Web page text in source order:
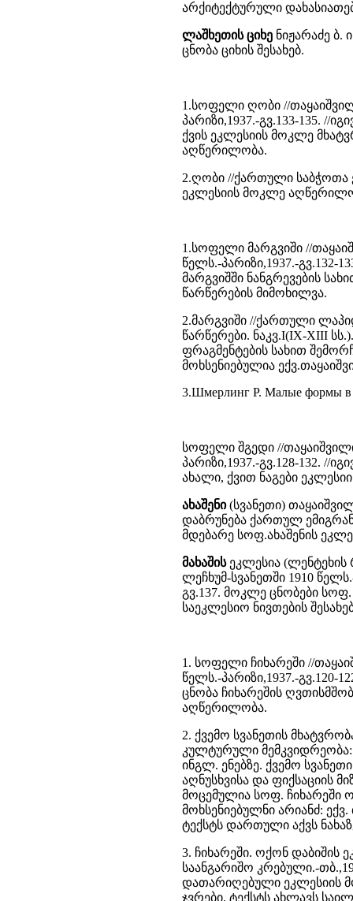
არქიტექტურული
ლაშხეთის ციხე ნიჟარაძე
ცნობა ციხის შესახებ.
1.სოფელი ღობი //
პარიზი,1937.-გვ.133-135. //
ქვის ეკლესიის მოკლე
აღწერილობა.
2.ღობი //ქართული საბჭოთა
ეკლესიის მოკლე
1.სოფელი მარგვიში //
წელს.-პარიზი,1937.-გვ.132-
მარგვიშში ნანგრევების
წარწერების მიმოხილვა.
2.მარგვიში //ქართული
წარწერები. ნაკვ.I(IX-XIII
ფრაგმენტების სახით
მოხსენიებულია
3.Шмерлинг Р. Малые формы в
სოფელი შგედი //
პარიზი,1937.-გვ.128-132. //
ახალი, ქვით ნაგები
ახაშენი(სვანეთი)
დაბრუნება ქართულ
მდებარე სოფ.ახაშენის
მახაშის ეკლესია
ლეჩხუმ-სვანეთში 1910
გვ.137. მოკლე ცნობები
საეკლესიო ნივთების
1. სოფელი ჩიხარეში //
წელს.-პარიზი,1937.-გვ.120-
ცნობა ჩიხარეშის
აღწერილობა.
2. ქვემო სვანეთის
კულტურული მემკვიდრეობა:
ინგლ. ენებზე. ქვემო
აღნუსხვისა და ფიქსაციის
მოცემულია სოფ. ჩიხარეში
მოხსენიებულნი არიანძ:
ტექსტს დართული აქვს
3. ჩიხარეში. ოქონ
საანგარიშო კრებული.-
დათარიღებული ეკლესიის
ჯვრები. ტექსტს ახლავს